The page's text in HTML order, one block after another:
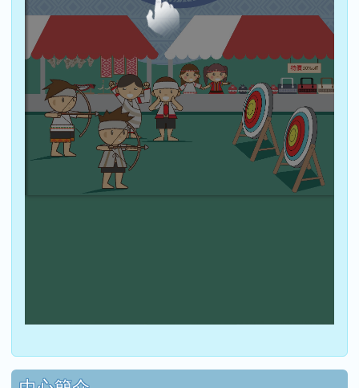
右邊區域內容